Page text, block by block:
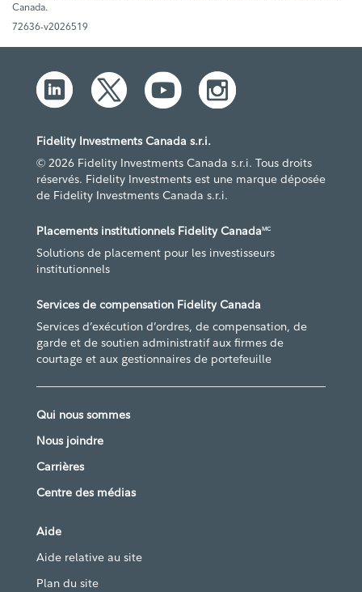
Canada.
72636-v2026519
Fidelity Investments Canada s.r.i.
© 2026 Fidelity Investments Canada s.r.i. Tous droits
réservés. Fidelity Investments est une marque déposée
de Fidelity Investments Canada s.r.i.
Placements institutionnels Fidelity CanadaMC
Solutions de placement pour les investisseurs
institutionnels
Services de compensation Fidelity Canada
Services d’exécution d’ordres, de compensation, de
garde et de soutien administratif aux firmes de
courtage et aux gestionnaires de portefeuille
Qui nous sommes
Nous joindre
Carrières
Centre des médias
Aide
Aide relative au site
Plan du site